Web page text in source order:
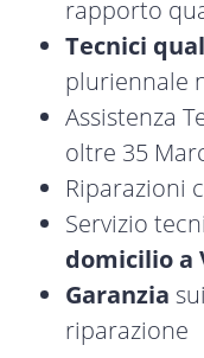
rapporto
Tecnici
pluriennale
Assistenza
oltre 35
Riparazioni
Servizio
domicilio a
Garanzia
riparazione